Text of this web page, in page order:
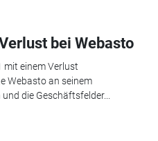
bei Webasto
mit einem Verlust
Webasto an seinem
die Geschäftsfelder...